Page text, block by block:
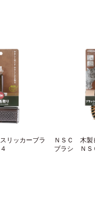
リッカーブラ
ＮＳＣ 木製
ブラシ ＮＳ